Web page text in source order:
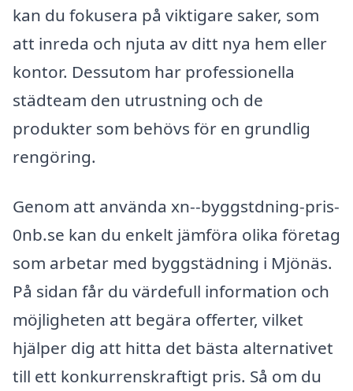
kan du fokusera på viktigare saker, som
att inreda och njuta av ditt nya hem eller
kontor. Dessutom har professionella
städteam den utrustning och de
produkter som behövs för en grundlig
rengöring.
Genom att använda xn--byggstdning-pris-
0nb.se kan du enkelt jämföra olika företag
som arbetar med byggstädning i Mjönäs.
På sidan får du värdefull information och
möjligheten att begära offerter, vilket
hjälper dig att hitta det bästa alternativet
till ett konkurrenskraftigt pris. Så om du